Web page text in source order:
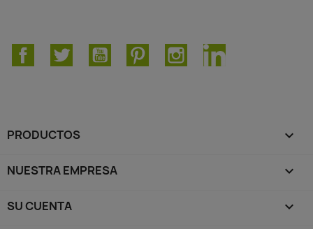
FacebookTwitter YouTube PinterestInstagramLinkedIn
PRODUCTOS 
NUESTRA EMPRESA 
SU CUENTA 